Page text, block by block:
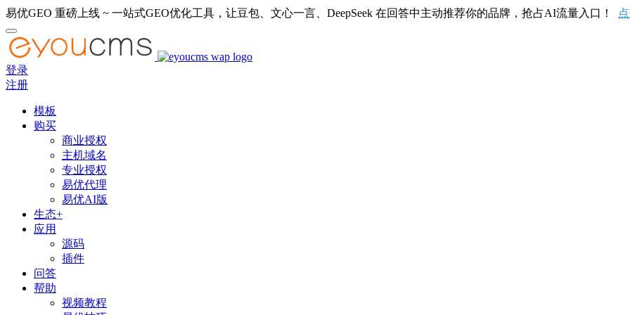
易优GEO 重磅上线 ~ 一站式GEO优化工具，让豆包、文心一言、DeepSeek 在回答中主动推荐你的品牌，抢占AI流量入口！
登录
注册
模板
购买
商业授权
主机域名
专业授权
易优代理
易优AI版
生态+
应用
源码
插件
问答
帮助
视频教程